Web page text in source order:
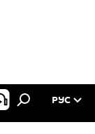
РУС